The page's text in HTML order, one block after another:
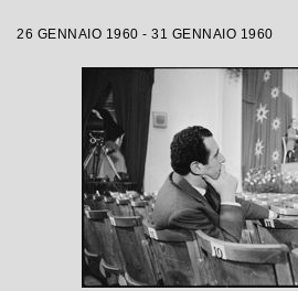
26 GENNAIO 1960 - 31 GENNAIO 1960